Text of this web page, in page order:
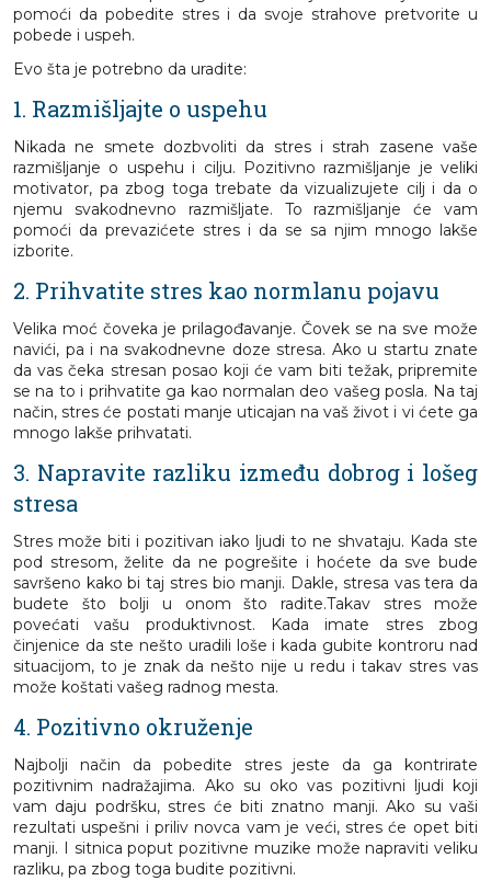
pomoći da pobedite stres i da svoje strahove pretvorite u
pobede i uspeh.
Evo šta je potrebno da uradite:
1. Razmišljajte o uspehu
Nikada ne smete dozbvoliti da stres i strah zasene vaše
razmišljanje o uspehu i cilju. Pozitivno razmišljanje je veliki
motivator, pa zbog toga trebate da vizualizujete cilj i da o
njemu svakodnevno razmišljate. To razmišljanje će vam
pomoći da prevazićete stres i da se sa njim mnogo lakše
izborite.
2. Prihvatite stres kao normlanu pojavu
Velika moć čoveka je prilagođavanje. Čovek se na sve može
navići, pa i na svakodnevne doze stresa. Ako u startu znate
da vas čeka stresan posao koji će vam biti težak, pripremite
se na to i prihvatite ga kao normalan deo vašeg posla. Na taj
način, stres će postati manje uticajan na vaš život i vi ćete ga
mnogo lakše prihvatati.
3. Napravite razliku između dobrog i lošeg
stresa
Stres može biti i pozitivan iako ljudi to ne shvataju. Kada ste
pod stresom, želite da ne pogrešite i hoćete da sve bude
savršeno kako bi taj stres bio manji. Dakle, stresa vas tera da
budete što bolji u onom što radite.Takav stres može
povećati vašu produktivnost. Kada imate stres zbog
činjenice da ste nešto uradili loše i kada gubite kontroru nad
situacijom, to je znak da nešto nije u redu i takav stres vas
može koštati vašeg radnog mesta.
4. Pozitivno okruženje
Najbolji način da pobedite stres jeste da ga kontrirate
pozitivnim nadražajima. Ako su oko vas pozitivni ljudi koji
vam daju podršku, stres će biti znatno manji. Ako su vaši
rezultati uspešni i priliv novca vam je veći, stres će opet biti
manji. I sitnica poput pozitivne muzike može napraviti veliku
razliku, pa zbog toga budite pozitivni.